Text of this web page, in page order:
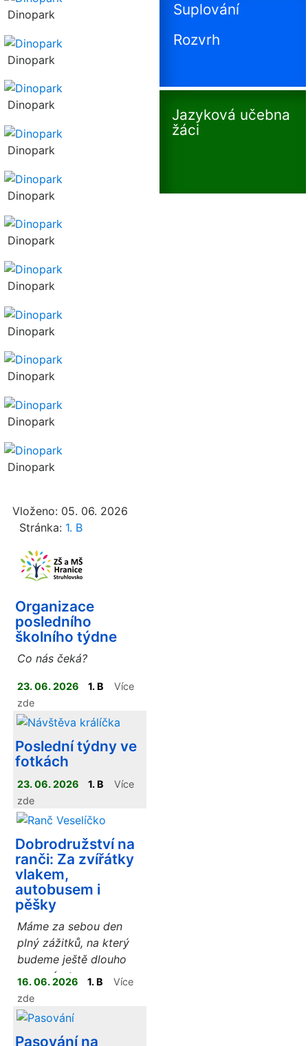
Dinopark
Dinopark
Dinopark
Dinopark
Dinopark
Dinopark
Dinopark
Dinopark
Dinopark
Dinopark
Dinopark
Vloženo: 05. 06. 2026
Stránka: 1. B
Organizace
posledního
školního týdne
Co nás čeká?
23. 06. 2026 1. B
Více
zde
Poslední týdny ve
fotkách
23. 06. 2026 1. B
Více
zde
Dobrodružství na
ranči: Za zvířátky
vlakem,
autobusem i
pěšky
Máme za sebou den
plný zážitků, na který
budeme ještě dlouho
vzpomínat.
16. 06. 2026 1. B
Více
zde
Pasování na
Suplování
Rozvrh
Jazyková učebna
žáci